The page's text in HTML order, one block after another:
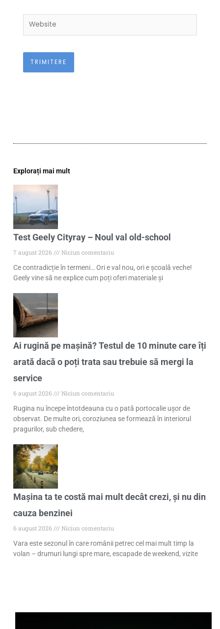
Website
Explorați mai mult
Test Geely Cityray – Noul val old-school
7 august 2026
Niciun comentariu
Ce contradicție în termeni… Ori e val nou, ori e școală veche!
Geely vine să ne explice cum poți oferi materiale și
Ai rugină pe mașină? Testul de 10 minute care îți
arată dacă o poți trata sau trebuie să mergi la
service
6 august 2026
Niciun comentariu
Rugina nu începe întotdeauna cu o pată portocalie ușor de
observat. De multe ori, coroziunea se formează în interiorul
pragurilor, sub chedere,
Mașina ta te costă mai mult decât crezi, și nu din
cauza benzinei
6 august 2026
Niciun comentariu
Vara este sezonul în care românii petrec cel mai mult timp la
volan – drumuri lungi spre mare, escapade de weekend, vizite